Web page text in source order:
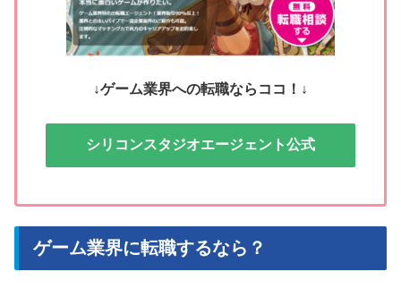
↓ゲーム業界への転職ならココ！↓
シリコンスタジオエージェント公式
ゲーム業界に転職するなら？